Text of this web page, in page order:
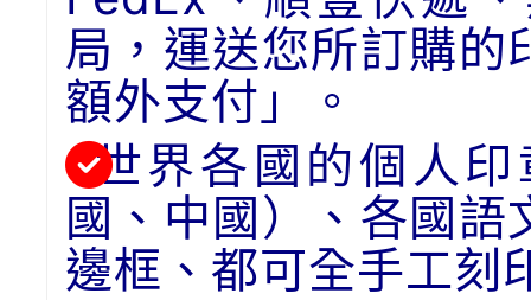
局，運送您所訂購的
額外支付」。
世界各國的個人
國、中國）、各國
邊框、都可全手工刻